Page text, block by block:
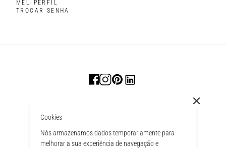
Cookies
Nós armazenamos dados temporariamente para
melhorar a sua experiência de navegação e
MEU PERFIL
TROCAR SENHA